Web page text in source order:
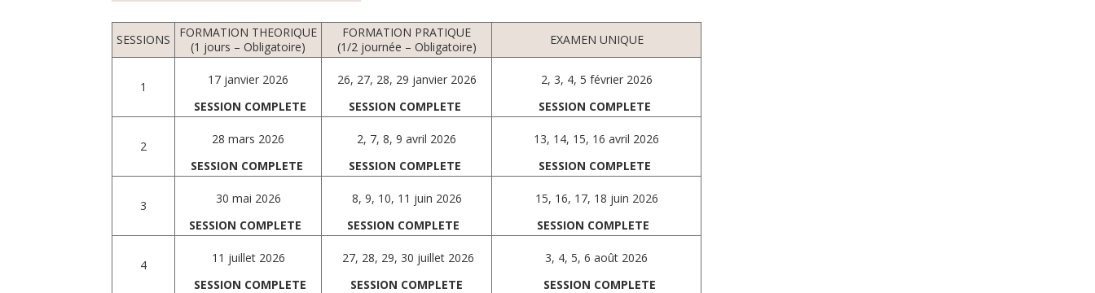
SESSIONS
FORMATION THEORIQUE
(1 jours – Obligatoire)
FORMATION PRATIQUE
(1/2 journée – Obligatoire)
EXAMEN UNIQUE
1
17 janvier 2026
SESSION COMPLETE
26, 27, 28, 29 janvier 2026
SESSION COMPLETE
2, 3, 4, 5 février 2026
SESSION COMPLETE
2
28 mars 2026
SESSION COMPLETE
2, 7, 8, 9 avril 2026
SESSION COMPLETE
13, 14, 15, 16 avril 2026
SESSION COMPLETE
3
30 mai 2026
SESSION COMPLETE
8, 9, 10, 11 juin 2026
SESSION COMPLETE
15, 16, 17, 18 juin 2026
SESSION COMPLETE
4
11 juillet 2026
SESSION COMPLETE
27, 28, 29, 30 juillet 2026
SESSION COMPLETE
3, 4, 5, 6 août 2026
SESSION COMPLETE